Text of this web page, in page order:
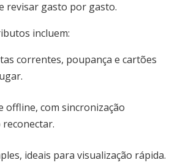
revisar gasto por gasto.
incluem:
correntes, poupança e cartões
offline, com sincronização
ideais para visualização rápida.